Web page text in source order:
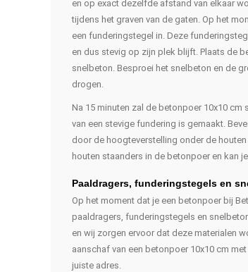
en op exact dezelfde afstand van elkaar
tijdens het graven van de gaten. Op het
een funderingstegel in. Deze
en dus stevig op zijn plek blijft. Plaats de
snelbeton. Besproei het snelbeton en de
drogen.
Na 15 minuten zal de betonpoer 10x10
van een stevige fundering is gemaakt.
door de hoogteverstelling onder de
houten staanders in de betonpoer en kan
Paaldragers, funderingstegels en
Op het moment dat je een betonpoer bij
paaldragers, funderingstegels en
en wij zorgen ervoor dat deze materialen
aanschaf van een betonpoer 10x10 cm
juiste adres.